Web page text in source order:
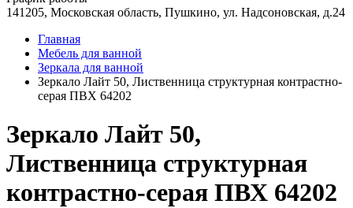
141205, Московская область, Пушкино, ул. Надсоновская, д.24
Главная
Мебель для ванной
Зеркала для ванной
Зеркало Лайт 50, Лиственница структурная контрастно-
серая ПВХ 64202
Зеркало Лайт 50,
Лиственница структурная
контрастно-серая ПВХ 64202